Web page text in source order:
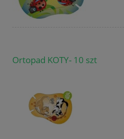
Ortopad KOTY- 10 szt